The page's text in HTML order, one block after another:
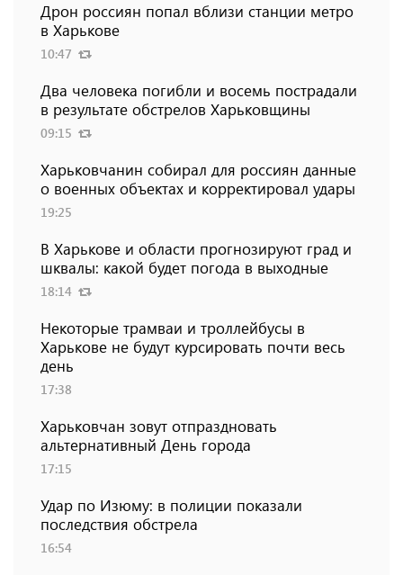
Дрон россиян попал вблизи станции метро
в Харькове
10:47
Два человека погибли и восемь пострадали
в результате обстрелов Харьковщины
09:15
Харьковчанин собирал для россиян данные
о военных объектах и ​​корректировал удары
19:25
В Харькове и области прогнозируют град и
шквалы: какой будет погода в выходные
18:14
Некоторые трамваи и троллейбусы в
Харькове не будут курсировать почти весь
день
17:38
Харьковчан зовут отпраздновать
альтернативный День города
17:15
Удар по Изюму: в полиции показали
последствия обстрела
16:54